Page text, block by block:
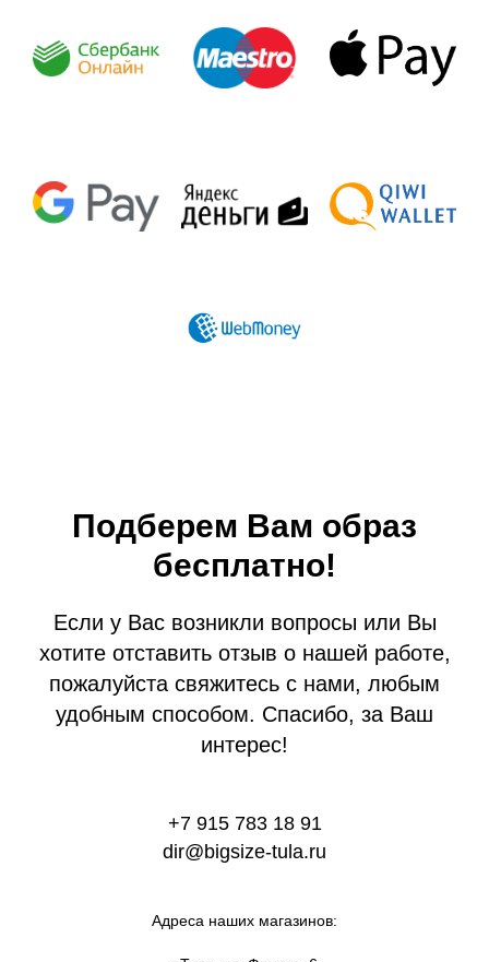
Подберем Вам образ
бесплатно!
Если у Вас возникли вопросы или Вы
хотите отставить отзыв о нашей работе,
пожалуйста свяжитесь с нами, любым
удобным способом. Спасибо, за Ваш
интерес!
+7 915 783 18 91
dir@bigsize-tula.ru
Адреса наших магазинов: